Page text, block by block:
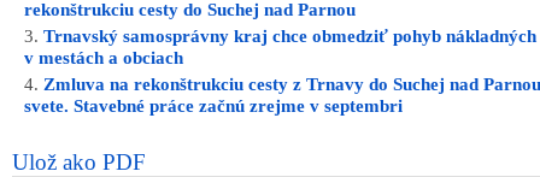
rekonštrukciu cesty do Suchej nad Parnou
Trnavský samosprávny kraj chce obmedziť pohyb nákladných
v mestách a obciach
Zmluva na rekonštrukciu cesty z Trnavy do Suchej nad
svete. Stavebné práce začnú zrejme v septembri
Ulož ako PDF